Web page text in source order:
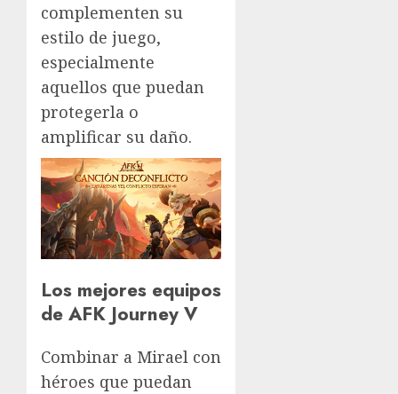
complementen su
estilo de juego,
especialmente
aquellos que puedan
protegerla o
amplificar su daño.
Los mejores equipos
de AFK Journey V
Combinar a Mirael con
héroes que puedan